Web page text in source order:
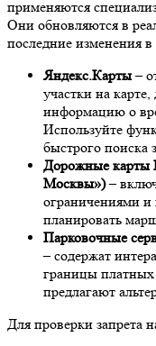
применяются
Они обновляются в
последние изменения в
Яндекс.Карты–
участки на
информацию о
Используйте
быстрого поиска
Дорожные карты
Москвы»)–
ограничениями
планировать
Парковочные
– содержат
границы
предлагают
Для проверки запрета